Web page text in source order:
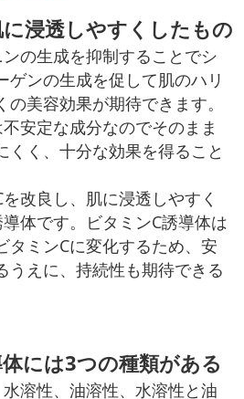
に浸透しやすくしたもの
の生成を抑制することでシ
ゲンの生成を促して肌のハリ
美容効果が期待できます。
安定な成分なのでそのまま
くく、十分な効果を得ること
改良し、肌に浸透しやすく
体です。ビタミンC誘導体は
タミンCに変化するため、安
うえに、持続性も期待できる
には3つの種類がある
溶性、油溶性、水溶性と油